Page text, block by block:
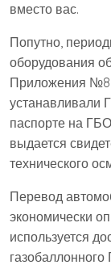
вместо вас.
Попутно,
оборудования
Приложения №8
устанавливали
паспорте на
выдается
технического
Перевод
экономически
используется